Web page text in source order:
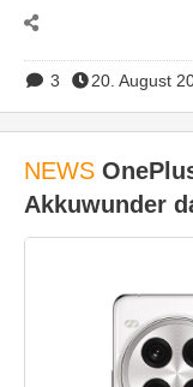
3 20. August
NEWS
Akkuwunder